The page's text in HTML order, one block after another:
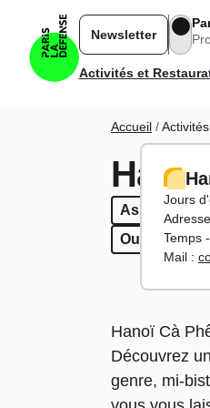
Navigation principale
Activités et
Newsletter
Fil d'Ariane
Accueil Activités
Hanoï
Asiatique
Ouvert le
Ouvert
Jours
Temps
Mail :
Hanoï Cà
Découvrez
genre, mi-